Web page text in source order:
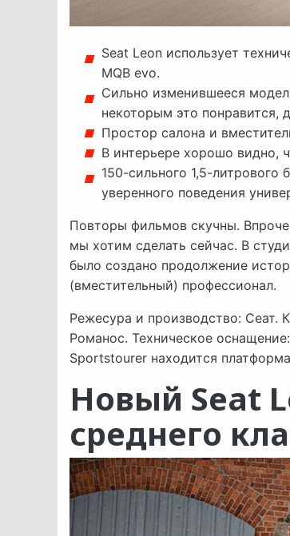
Seat Leon использует
MQB evo.
Сильно изменившееся
некоторым это понравится,
Простор салона и
В интерьере хорошо видно,
150-сильного 1,5-литрового
уверенного поведения
Повторы фильмов скучны.
мы хотим сделать сейчас. В
было создано продолжение
(вместительный) профессионал.
Режесура и производство: Сеат.
Романос. Техническое
Sportstourer находится
Новый Seat
среднего